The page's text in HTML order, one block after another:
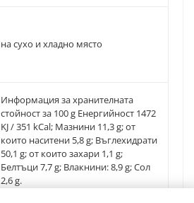
на сухо и хладно място
Информация за хранителната
стойност за 100 g Енергийност 1472
KJ / 351 kCal; Мазнини 11,3 g; от
които наситени 5,8 g; Въглехидрати
50,1 g; от които захари 1,1 g;
Белтъци 7,7 g; Влакнини: 8,9 g; Сол
2,6 g.